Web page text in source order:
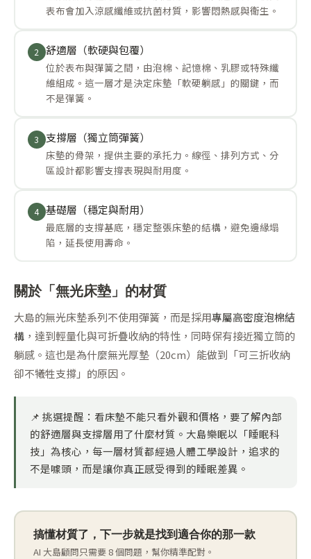
表布會加入涼感纖維或抗菌材質，影響悶熱感與衛生。
2 舒適層（軟硬與包覆）
位於表布與彈簧之間，由泡棉、記憶棉、乳膠或特殊纖
維組成。這一層才是決定床墊「軟硬躺感」的關鍵，而
不是彈簧。
3 支撐層（獨立筒彈簧）
床墊的骨架，提供主要的承托力。線徑、排列方式、分
區設計都影響支撐表現與耐用度。
4 基礎層（穩定與耐用）
最底層的支撐基底，穩定整張床墊的結構，避免邊緣塌
陷，延長使用壽命。
關於「無光床墊」的材質
大島的無光床墊系列不使用彈簧，而是採用專屬高密度泡棉結
構 ，達到輕量化與可折疊收納的特性，同時保有接近獨立筒的
躺感。這也是為什麼無光厚墊（20cm）能做到「可三折收納
卻不犧牲支撐」的原因。
📌 挑選提醒： 看床墊不能只看外觀和價格，要了解內部
的舒適層與支撐層用了什麼材質。大島樂眠以「睡眠科
技」為核心，每一層材質都經過人體工學設計，追求的
不是噱頭，而是讓你真正感受得到的睡眠差異。
搞懂材質了，下一步就是找到適合你的那一款
AI 大島顧問只需要 8 個問題，幫你精準配對。